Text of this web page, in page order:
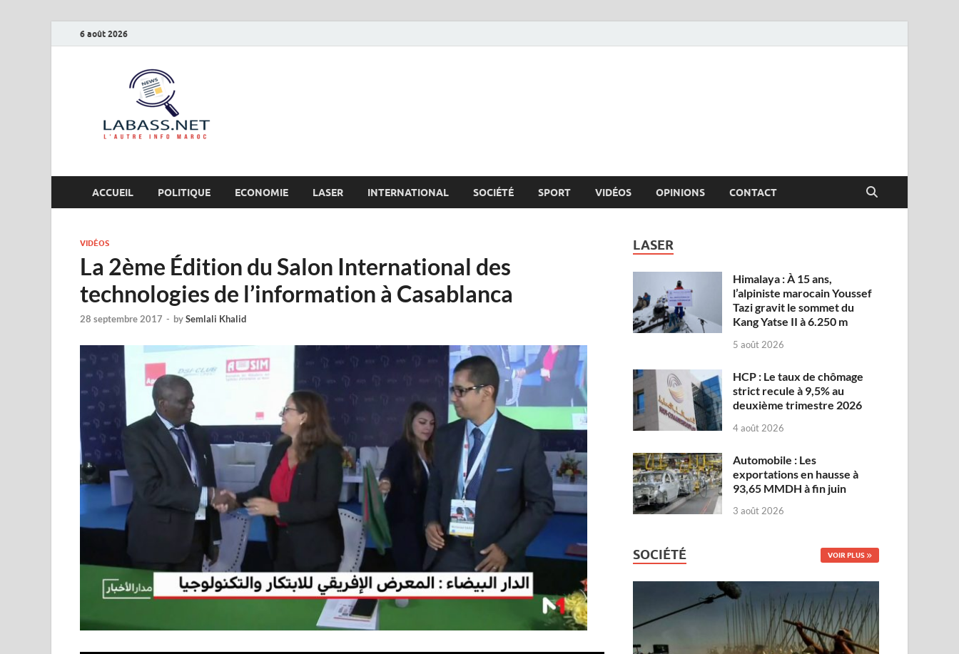
6 août 2026
ACCUEIL POLITIQUE ECONOMIE LASER INTERNATIONAL SOCIÉTÉ SPORT VIDÉOS OPINIONS CONTACT
VIDÉOS
La 2ème Édition du Salon International des
technologies de l’information à Casablanca
28 septembre 2017 - bySemlali Khalid
LASER
Himalaya : À 15 ans,
l’alpiniste marocain Youssef
Tazi gravit le sommet du
Kang Yatse II à 6.250 m
5 août 2026
HCP : Le taux de chômage
strict recule à 9,5% au
deuxième trimestre 2026
4 août 2026
Automobile : Les
exportations en hausse à
93,65 MMDH à fin juin
3 août 2026
SOCIÉTÉ VOIR PLUS